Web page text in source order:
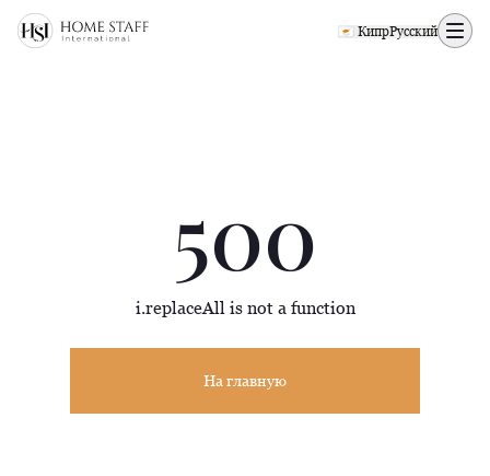
500 page
🇨🇾 КипрРусский
500
i.replaceAll is not a function
На главную